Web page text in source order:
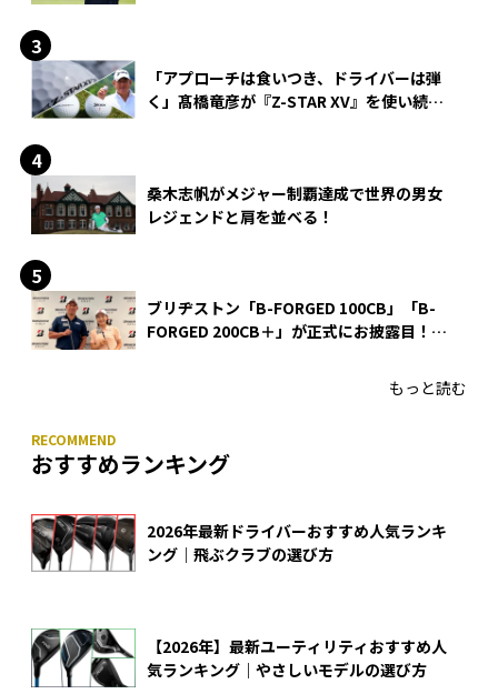
「アプローチは食いつき、ドライバーは弾
く」髙橋竜彦が『Z-STAR XV』を使い続け
桑木志帆がメジャー制覇達成で世界の男女
レジェンドと肩を並べる！
ブリヂストン「B-FORGED 100CB」「B-
FORGED 200CB＋」が正式にお披露目！
もっと読む
おすすめランキング
2026年最新ドライバーおすすめ人気ランキ
ング｜飛ぶクラブの選び方
【2026年】最新ユーティリティおすすめ人
気ランキング｜やさしいモデルの選び方